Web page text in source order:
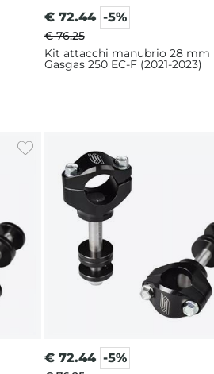
€ 72.44 -5%
€ 76.25
Kit attacchi manubrio 28 mm
Gasgas 250 EC-F (2021-2023)
€ 72.44 -5%